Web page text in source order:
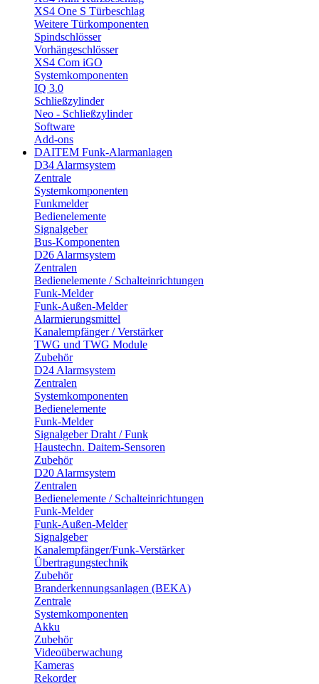
XS4 One S Türbeschlag
Weitere Türkomponenten
Spindschlösser
Vorhängeschlösser
XS4 Com iGO
Systemkomponenten
IQ 3.0
Schließzylinder
Neo - Schließzylinder
Software
Add-ons
DAITEM Funk-Alarmanlagen
D34 Alarmsystem
Zentrale
Systemkomponenten
Funkmelder
Bedienelemente
Signalgeber
Bus-Komponenten
D26 Alarmsystem
Zentralen
Bedienelemente / Schalteinrichtungen
Funk-Melder
Funk-Außen-Melder
Alarmierungsmittel
Kanalempfänger / Verstärker
TWG und TWG Module
Zubehör
D24 Alarmsystem
Zentralen
Systemkomponenten
Bedienelemente
Funk-Melder
Signalgeber Draht / Funk
Haustechn. Daitem-Sensoren
Zubehör
D20 Alarmsystem
Zentralen
Bedienelemente / Schalteinrichtungen
Funk-Melder
Funk-Außen-Melder
Signalgeber
Kanalempfänger/Funk-Verstärker
Übertragungstechnik
Zubehör
Branderkennungsanlagen (BEKA)
Zentrale
Systemkomponenten
Akku
Zubehör
Videoüberwachung
Kameras
Rekorder